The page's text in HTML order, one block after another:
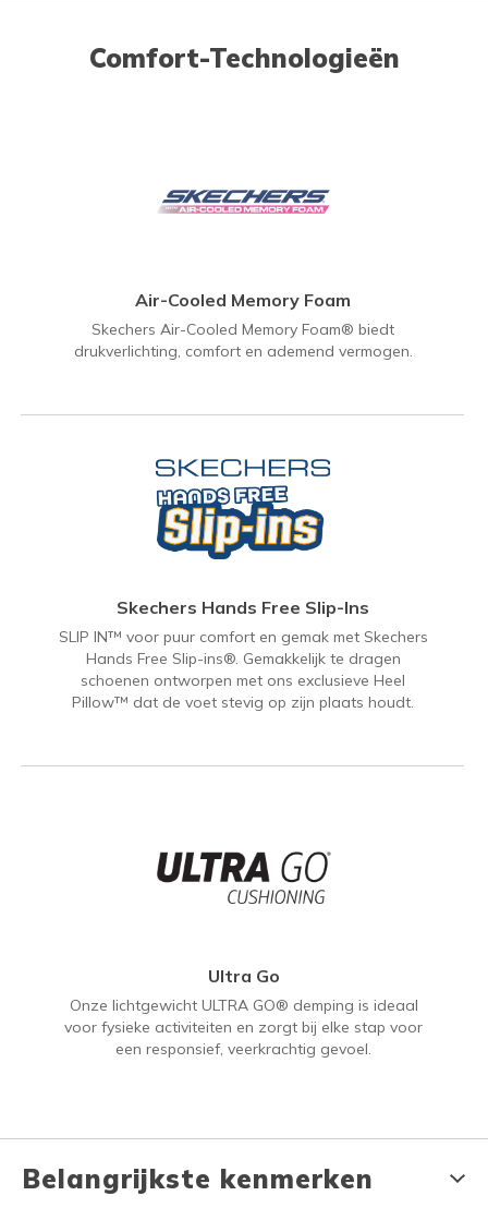
Comfort-Technologieën
Air-Cooled Memory Foam
Skechers Air-Cooled Memory Foam® biedt
drukverlichting, comfort en ademend vermogen.
Skechers Hands Free Slip-Ins
SLIP IN™ voor puur comfort en gemak met Skechers
Hands Free Slip-ins®. Gemakkelijk te dragen
schoenen ontworpen met ons exclusieve Heel
Pillow™ dat de voet stevig op zijn plaats houdt.
Ultra Go
Onze lichtgewicht ULTRA GO® demping is ideaal
voor fysieke activiteiten en zorgt bij elke stap voor
een responsief, veerkrachtig gevoel.
Belangrijkste kenmerken